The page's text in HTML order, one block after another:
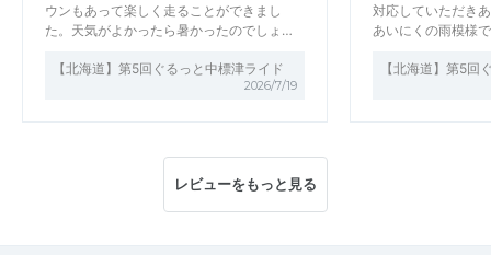
ウンもあって楽しく走ることができまし
た。天気がよかったら暑かったのでしょ…
【北海道】第5回ぐるっと中標津ライド
2026/7/19
対応していただき
あいにくの雨模様
【北海道】第5回
レビューをもっと見る